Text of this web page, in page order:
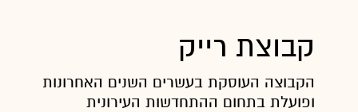
קבוצת רייק
הקבוצה העוסקת בעשרים השנים האחרונות בתחום
ופועלת בתחום ההתחדשות העירונית